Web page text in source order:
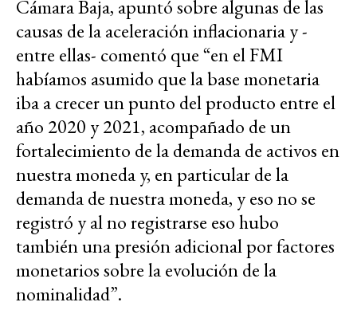
Cámara Baja, apuntó sobre algunas de las
causas de la aceleración inflacionaria y -
entre ellas- comentó que “en el FMI
habíamos asumido que la base monetaria
iba a crecer un punto del producto entre el
año 2020 y 2021, acompañado de un
fortalecimiento de la demanda de activos en
nuestra moneda y, en particular de la
demanda de nuestra moneda, y eso no se
registró y al no registrarse eso hubo
también una presión adicional por factores
monetarios sobre la evolución de la
nominalidad”.